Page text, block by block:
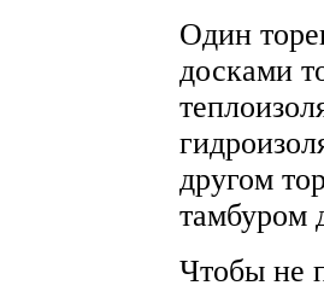
Один
досками
другом
тамбуром
Чтобы не